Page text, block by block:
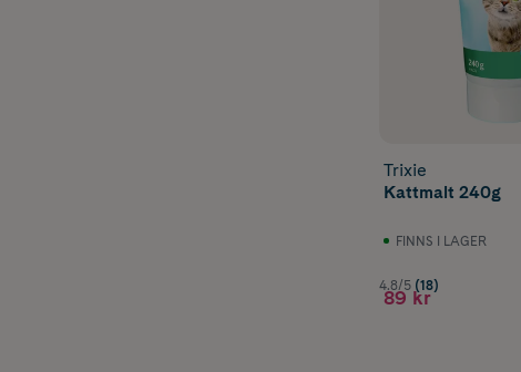
Trixie
Kattmalt 240g
FINNS I LAGER
4.8/5 (18)
89 kr